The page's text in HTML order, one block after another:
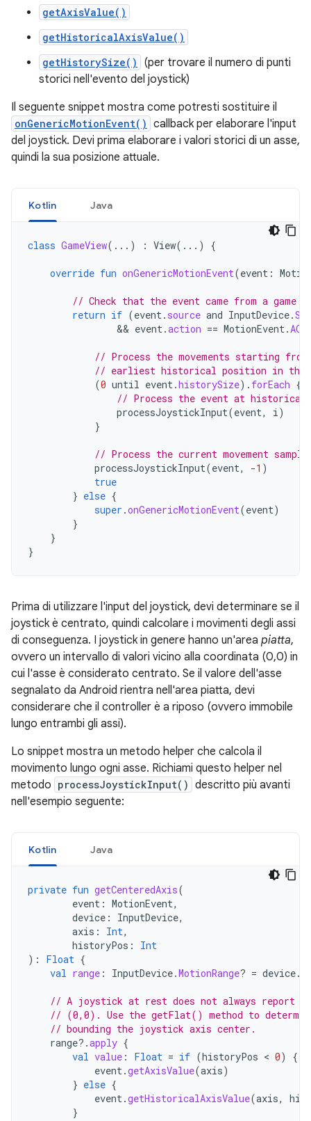
getAxisValue()
getHistoricalAxisValue()
getHistorySize()
(per trovare il numero di punti
storici nell'evento del joystick)
Il seguente snippet mostra come potresti sostituire il
onGenericMotionEvent() callback per elaborare l'input
del joystick. Devi prima elaborare i valori storici di un asse,
quindi la sua posizione attuale.
Kotlin Java
class GameView(...) : View(...) {
override fun onGenericMotionEvent(event :
// Check that the event came from a game
return if (event. source and InputDevice.
                &&
event.action == MotionEvent.
// Process the movements starting
// earliest historical position in the
(0 until event.historySize). forEach {
// Process the event at
processJoystickInput(event, i)
}
// Process the current movement
processJoystickInput(event, -1 )
true
} else {
super .onGenericMotionEvent(event)
}
}
}
Prima di utilizzare l'input del joystick, devi determinare se il
joystick è centrato, quindi calcolare i movimenti degli assi
di conseguenza. I joystick in genere hanno un'area piatta,
ovvero un intervallo di valori vicino alla coordinata (0,0) in
cui l'asse è considerato centrato. Se il valore dell'asse
segnalato da Android rientra nell'area piatta, devi
considerare che il controller è a riposo (ovvero immobile
lungo entrambi gli assi).
Lo snippet mostra un metodo helper che calcola il
movimento lungo ogni asse. Richiami questo helper nel
metodo processJoystickInput() descritto più avanti
nell'esempio seguente:
Kotlin Java
private fun getCenteredAxis(
event : MotionEvent,
device : InputDevice,
axis : Int,
historyPos :
Int
):
Float {
val range : InputDevice.MotionRange? = device.
// A joystick at rest does not always report
// (0,0). Use the getFlat() method to
// bounding the joystick axis center.
range?.apply {
val value : Float = if (historyPos < 0)
{
event.getAxisValue(axis)
} else {
event.getHistoricalAxisValue(axis,
}